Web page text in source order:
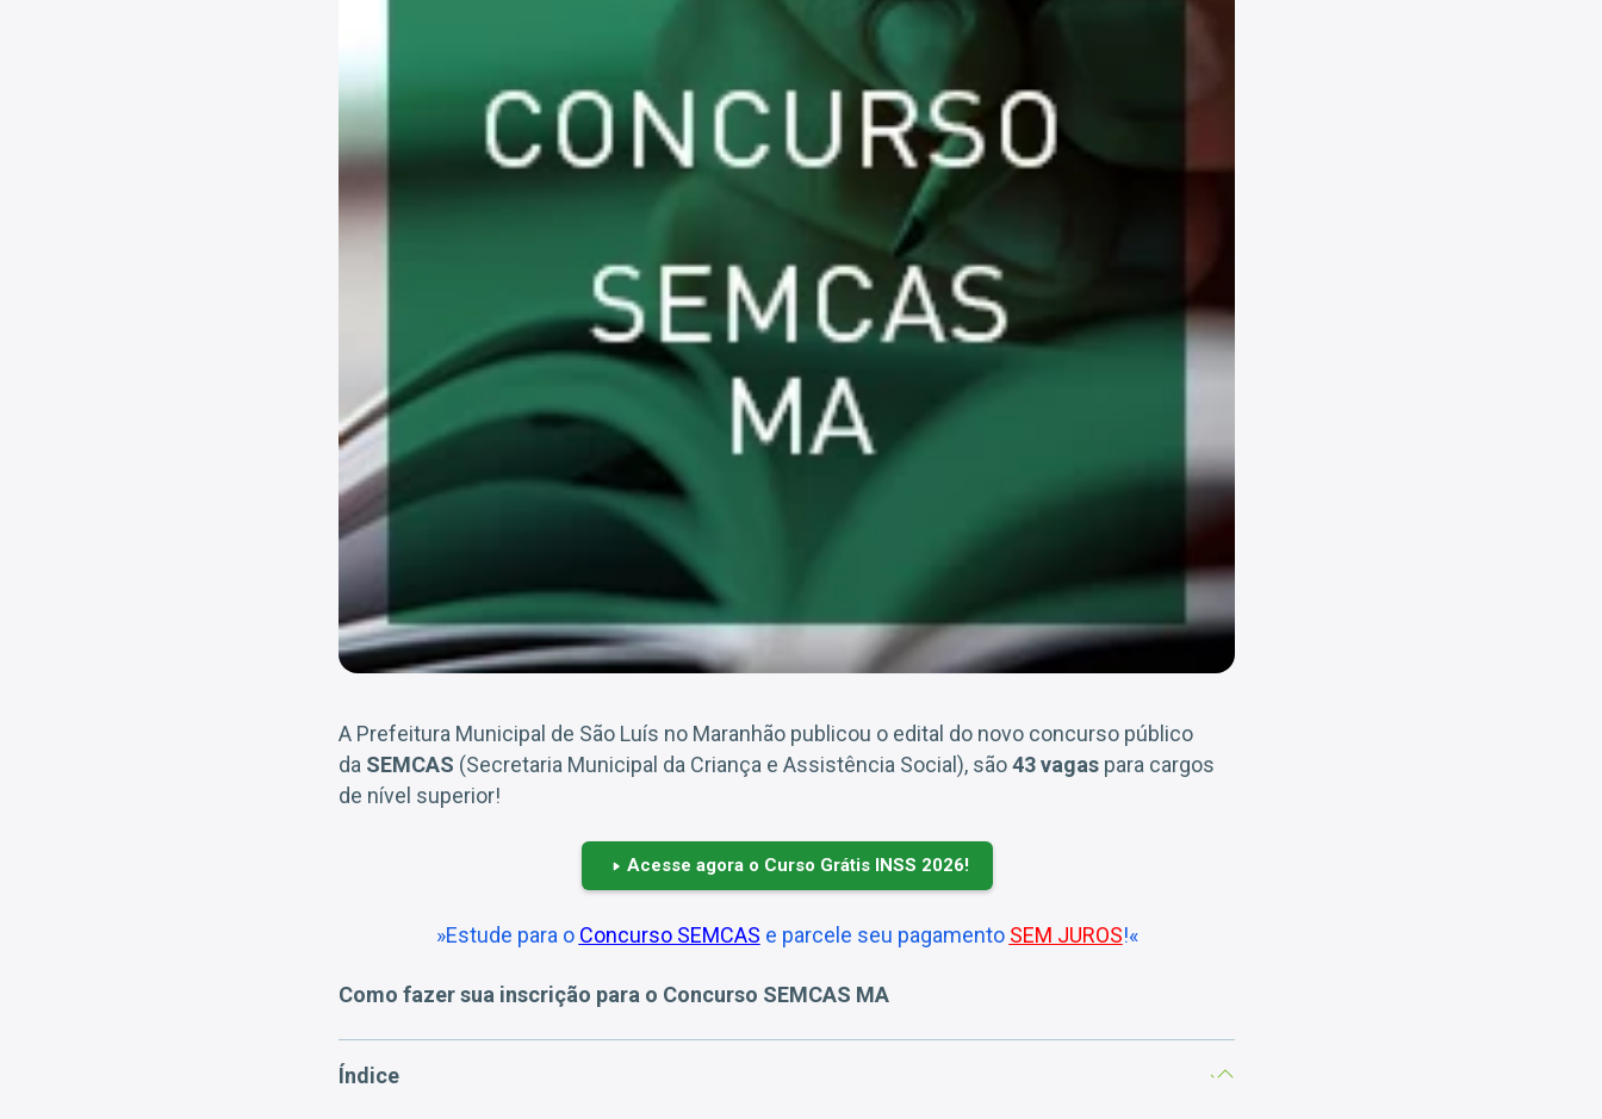
A Prefeitura Municipal de São Luís no Maranhão publicou o edital do novo concurso público
da SEMCAS (Secretaria Municipal da Criança e Assistência Social), são43 vagas para cargos
de nível superior!
Acesse agora o Curso Grátis INSS 2026!
»Estude para o Concurso SEMCAS e parcele seu pagamento SEM JUROS!«
Como fazer sua inscrição para o Concurso SEMCAS MA
Índice